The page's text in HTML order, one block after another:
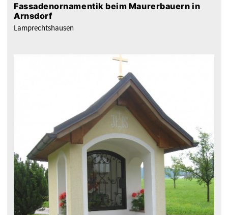
Fassadenornamentik beim Maurerbauern in
Arnsdorf
Lamprechtshausen